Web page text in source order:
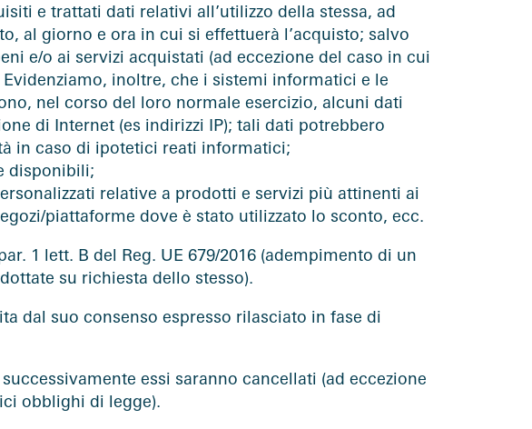
e trattati dati relativi all’utilizzo della stessa, ad
al giorno e ora in cui si effettuerà l’acquisto; salvo
e/o ai servizi acquistati (ad eccezione del caso in cui
inoltre, che i sistemi informatici e le
nel corso del loro normale esercizio, alcuni dati
di Internet (es indirizzi IP); tali dati potrebbero
in caso di ipotetici reati informatici;
disponibili;
relative a prodotti e servizi più attinenti ai
piattaforme dove è stato utilizzato lo sconto, ecc.
1 lett. B del Reg. UE 679/2016 (adempimento di un
su richiesta dello stesso).
dal suo consenso espresso rilasciato in fase di
essi saranno cancellati (ad eccezione
obblighi di legge).